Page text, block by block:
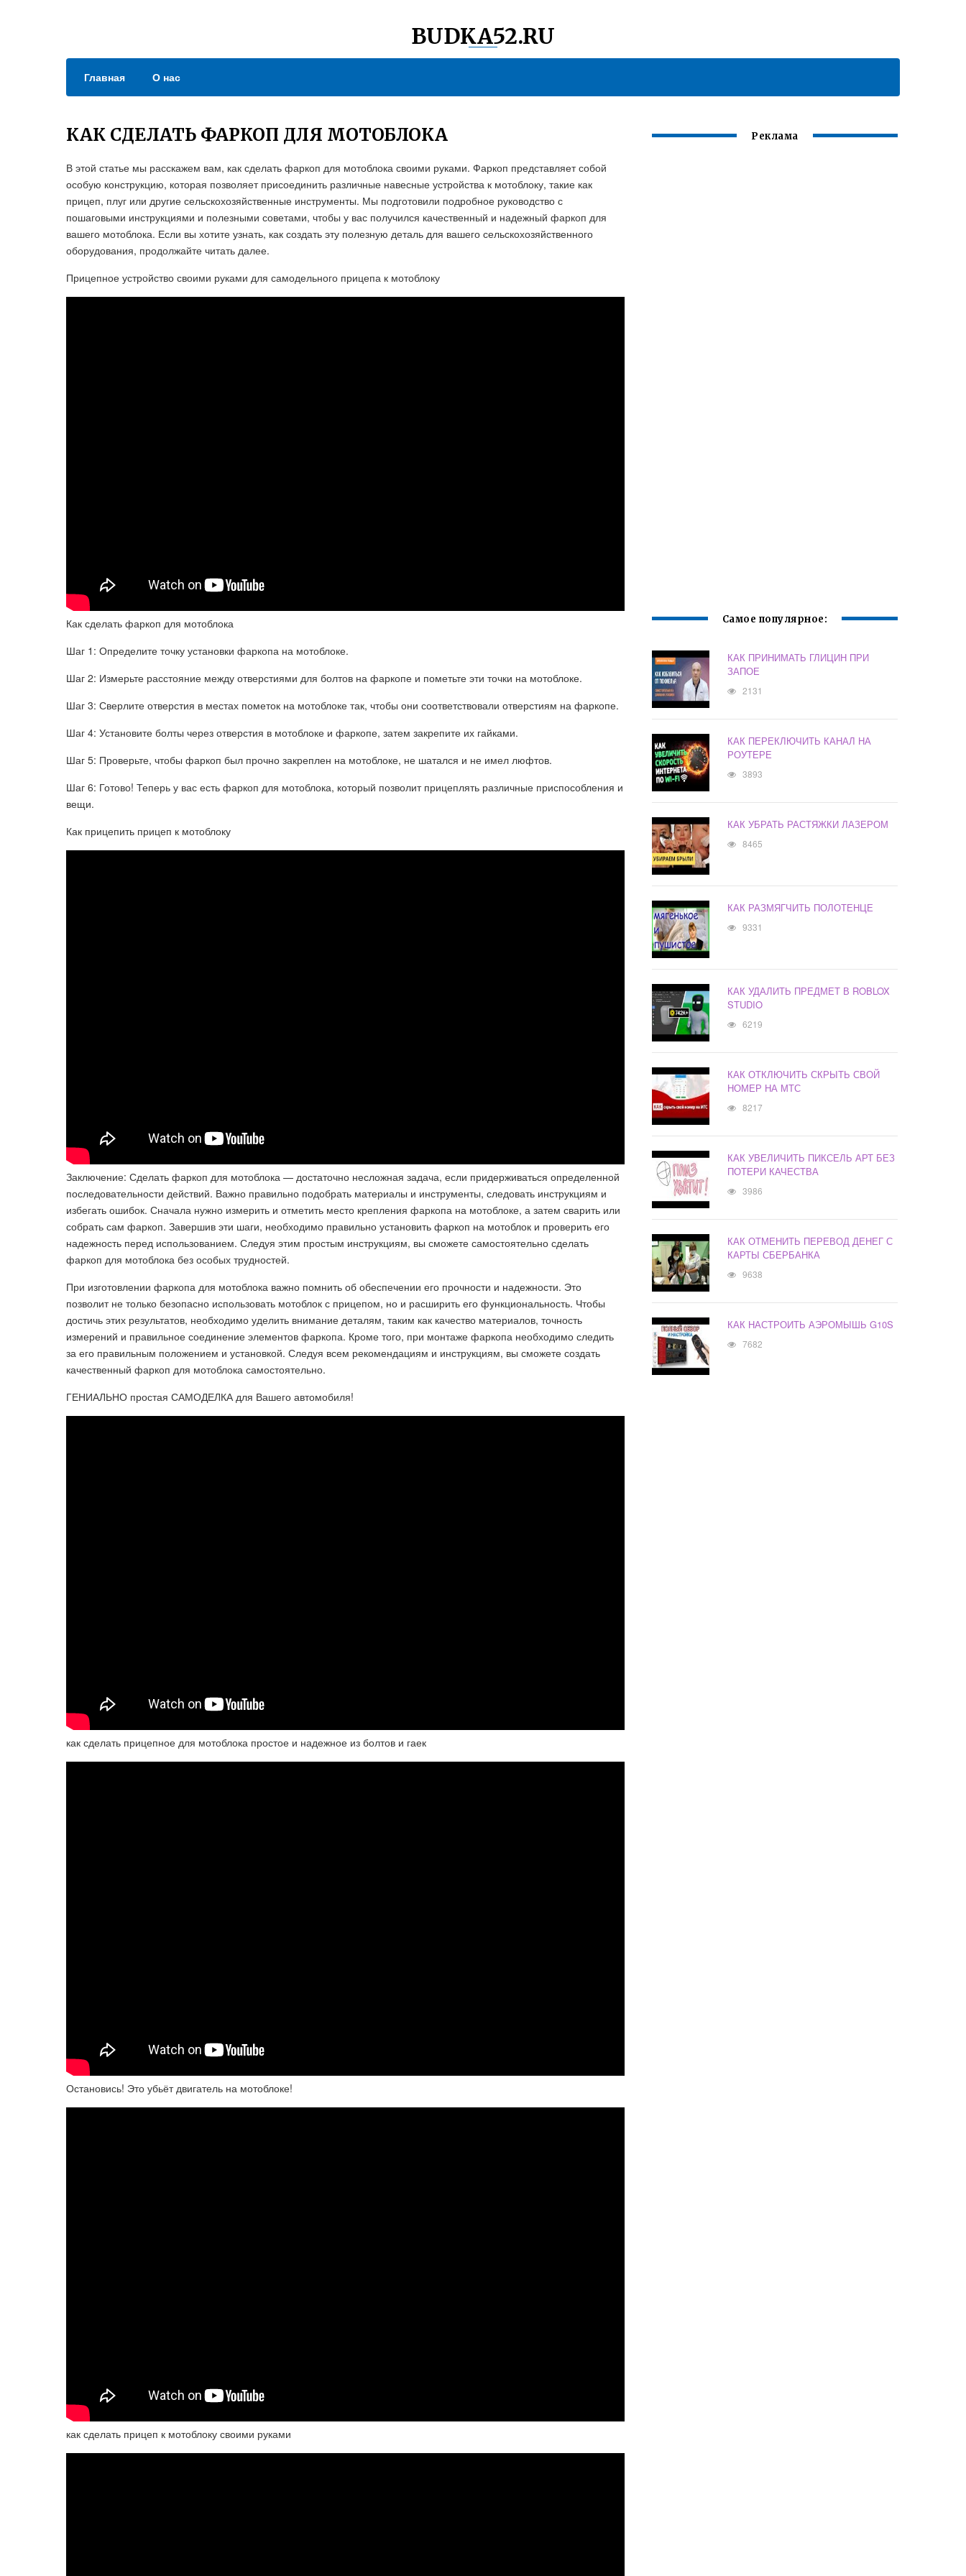
BUDKA52.RU
Главная О нас
КАК СДЕЛАТЬ ФАРКОП ДЛЯ МОТОБЛОКА
В этой статье мы расскажем вам, как сделать фаркоп для мотоблока своими руками. Фаркоп представляет собой
особую конструкцию, которая позволяет присоединить различные навесные устройства к мотоблоку, такие как
прицеп, плуг или другие сельскохозяйственные инструменты. Мы подготовили подробное руководство с
пошаговыми инструкциями и полезными советами, чтобы у вас получился качественный и надежный фаркоп для
вашего мотоблока. Если вы хотите узнать, как создать эту полезную деталь для вашего сельскохозяйственного
оборудования, продолжайте читать далее.
Прицепное устройство своими руками для самодельного прицепа к мотоблоку
Как сделать фаркоп для мотоблока
Шаг 1: Определите точку установки фаркопа на мотоблоке.
Шаг 2: Измерьте расстояние между отверстиями для болтов на фаркопе и пометьте эти точки на мотоблоке.
Шаг 3: Сверлите отверстия в местах пометок на мотоблоке так, чтобы они соответствовали отверстиям на фаркопе.
Шаг 4: Установите болты через отверстия в мотоблоке и фаркопе, затем закрепите их гайками.
Шаг 5: Проверьте, чтобы фаркоп был прочно закреплен на мотоблоке, не шатался и не имел люфтов.
Шаг 6: Готово! Теперь у вас есть фаркоп для мотоблока, который позволит прицеплять различные приспособления и
вещи.
Как прицепить прицеп к мотоблоку
Заключение: Сделать фаркоп для мотоблока — достаточно несложная задача, если придерживаться определенной
последовательности действий. Важно правильно подобрать материалы и инструменты, следовать инструкциям и
избегать ошибок. Сначала нужно измерить и отметить место крепления фаркопа на мотоблоке, а затем сварить или
собрать сам фаркоп. Завершив эти шаги, необходимо правильно установить фаркоп на мотоблок и проверить его
надежность перед использованием. Следуя этим простым инструкциям, вы сможете самостоятельно сделать
фаркоп для мотоблока без особых трудностей.
При изготовлении фаркопа для мотоблока важно помнить об обеспечении его прочности и надежности. Это
позволит не только безопасно использовать мотоблок с прицепом, но и расширить его функциональность. Чтобы
достичь этих результатов, необходимо уделить внимание деталям, таким как качество материалов, точность
измерений и правильное соединение элементов фаркопа. Кроме того, при монтаже фаркопа необходимо следить
за его правильным положением и установкой. Следуя всем рекомендациям и инструкциям, вы сможете создать
качественный фаркоп для мотоблока самостоятельно.
ГЕНИАЛЬНО простая САМОДЕЛКА для Вашего автомобиля!
как сделать прицепное для мотоблока простое и надежное из болтов и гаек
Остановись! Это убьёт двигатель на мотоблоке!
как сделать прицеп к мотоблоку своими руками
Реклама
Самое популярное:
КАК ПРИНИМАТЬ ГЛИЦИН ПРИ
ЗАПОЕ
2131
КАК ПЕРЕКЛЮЧИТЬ КАНАЛ НА
РОУТЕРЕ
3893
КАК УБРАТЬ РАСТЯЖКИ ЛАЗЕРОМ
8465
КАК РАЗМЯГЧИТЬ ПОЛОТЕНЦЕ
9331
КАК УДАЛИТЬ ПРЕДМЕТ В ROBLOX
STUDIO
6219
КАК ОТКЛЮЧИТЬ СКРЫТЬ СВОЙ
НОМЕР НА МТС
8217
КАК УВЕЛИЧИТЬ ПИКСЕЛЬ АРТ БЕЗ
ПОТЕРИ КАЧЕСТВА
3986
КАК ОТМЕНИТЬ ПЕРЕВОД ДЕНЕГ С
КАРТЫ СБЕРБАНКА
9638
КАК НАСТРОИТЬ АЭРОМЫШЬ G10S
7682